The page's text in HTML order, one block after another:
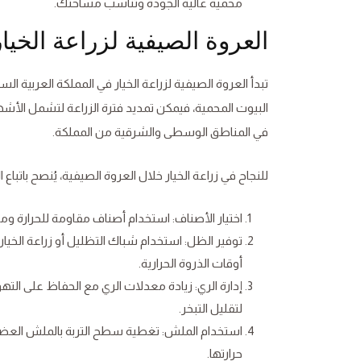
محمية عالية الجودة وتناسب مساحتك.
العروة الصيفية لزراعة
تبدأ العروة الصيفية لزراعة الخيار في المملكة
البيوت المحمية، فيمكن تمديد فترة الزراعة لتشمل
في المناطق الوسطى والشرقية من المملكة.
للنجاح في زراعة الخيار خلال العروة الصيفية، يُنصح باتباع
اختيار الأصناف: استخدام أصناف مقاومة للحرارة
توفير الظل: استخدام شباك التظليل أو زراعة
أوقات الذروة الحرارية.
إدارة الري: زيادة معدلات الري مع الحفاظ على
لتقليل التبخر.
استخدام الملش: تغطية سطح التربة بالملش
حرارتها.